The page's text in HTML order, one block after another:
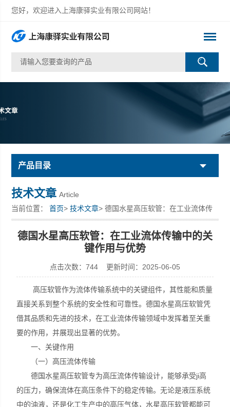
您好，欢迎进入上海康驿实业有限公司网站！
上海康驿实业有限公司
产品目录
技术文章 Article
当前位置：首页>技术文章> 德国水星高压软管：在工业流体传
输中的关键作用与优势
德国水星高压软管：在工业流体传输中的关
键作用与优势
点击次数：744 更新时间：2025-06-05
高压软管作为流体传输系统中的关键组件，其性能和质量
直接关系到整个系统的安全性和可靠性。德国水星高压软管凭
借其品质和先进的技术，在工业流体传输领域中发挥着至关重
要的作用，并展现出显著的优势。
一、关键作用
（一）高压流体传输
德国水星高压软管专为高压流体传输设计，能够承受ji高
的压力，确保流体在高压条件下的稳定传输。无论是液压系统
中的油液，还是化工生产中的高压气体，水星高压软管都能可